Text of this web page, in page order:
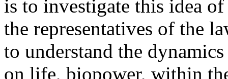
is to investigate this idea
the representatives of the
to understand the
on life, biopower, within